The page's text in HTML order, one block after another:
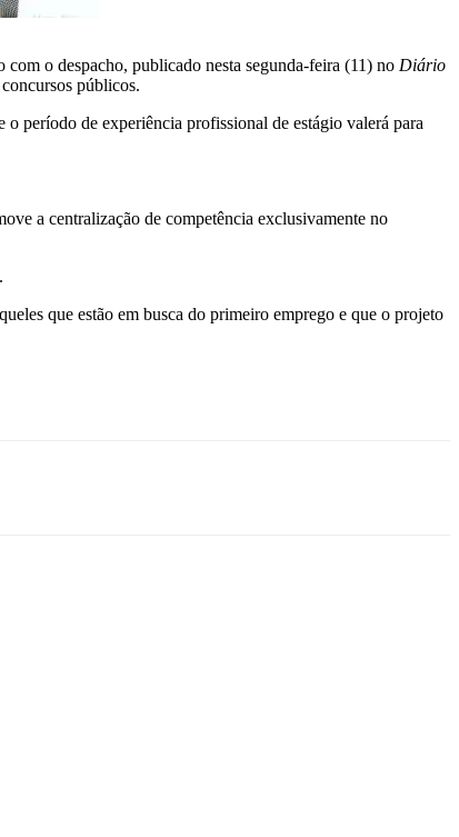
o despacho, publicado nesta segunda-feira (11) no Diário
públicos.
período de experiência profissional de estágio valerá para
a centralização de competência exclusivamente no
que estão em busca do primeiro emprego e que o projeto